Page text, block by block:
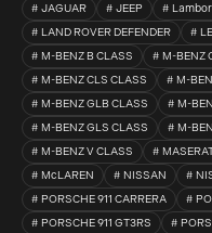
JAGUAR
JEEP
LAND ROVER DEFENDER
M-BENZ B CLASS
M-BENZ
M-BENZ CLS CLASS
M-
M-BENZ GLB CLASS
M-
M-BENZ GLS CLASS
M-
M-BENZ V CLASS
McLAREN
NISSAN
PORSCHE 911 CARRERA
PORSCHE 911 GT3RS